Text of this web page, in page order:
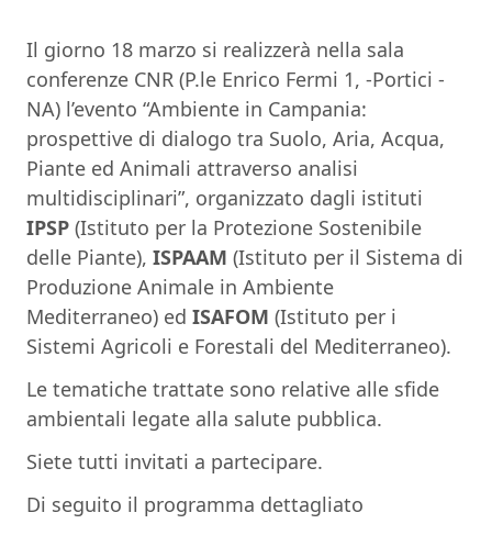
Il giorno 18 marzo si realizzerà nella sala
conferenze CNR (P.le Enrico Fermi 1, -Portici -
NA) l’evento “Ambiente in Campania:
prospettive di dialogo tra Suolo, Aria, Acqua,
Piante ed Animali attraverso analisi
multidisciplinari”, organizzato dagli istituti
IPSP (Istituto per la Protezione Sostenibile
delle Piante), ISPAAM (Istituto per il Sistema di
Produzione Animale in Ambiente
Mediterraneo) ed ISAFOM (Istituto per i
Sistemi Agricoli e Forestali del Mediterraneo).
Le tematiche trattate sono relative alle sfide
ambientali legate alla salute pubblica.
Siete tutti invitati a partecipare.
Di seguito il programma dettagliato